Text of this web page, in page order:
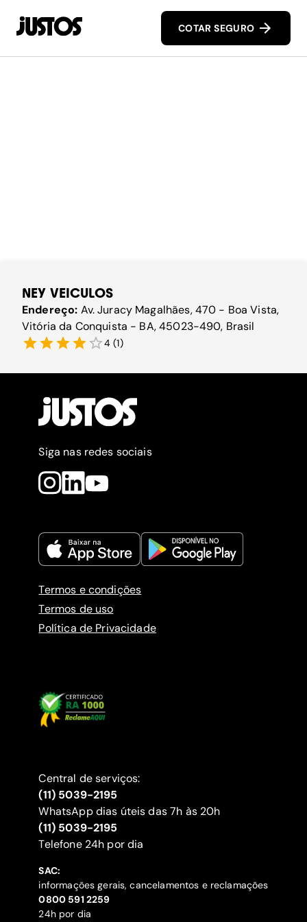
COTAR SEGURO
NEY VEICULOS
Endereço: Av. Juracy Magalhães, 470 - Boa Vista,
Vitória da Conquista - BA, 45023-490, Brasil
4 (1)
Siga nas redes sociais
Termos e condições
Termos de uso
Política de Privacidade
Central de serviços:
(11) 5039-2195
WhatsApp dias úteis das 7h às 20h
(11) 5039-2195
‍Telefone 24h por dia
SAC:
informações gerais, cancelamentos e reclamações
‍0800 591 2259
24h por dia